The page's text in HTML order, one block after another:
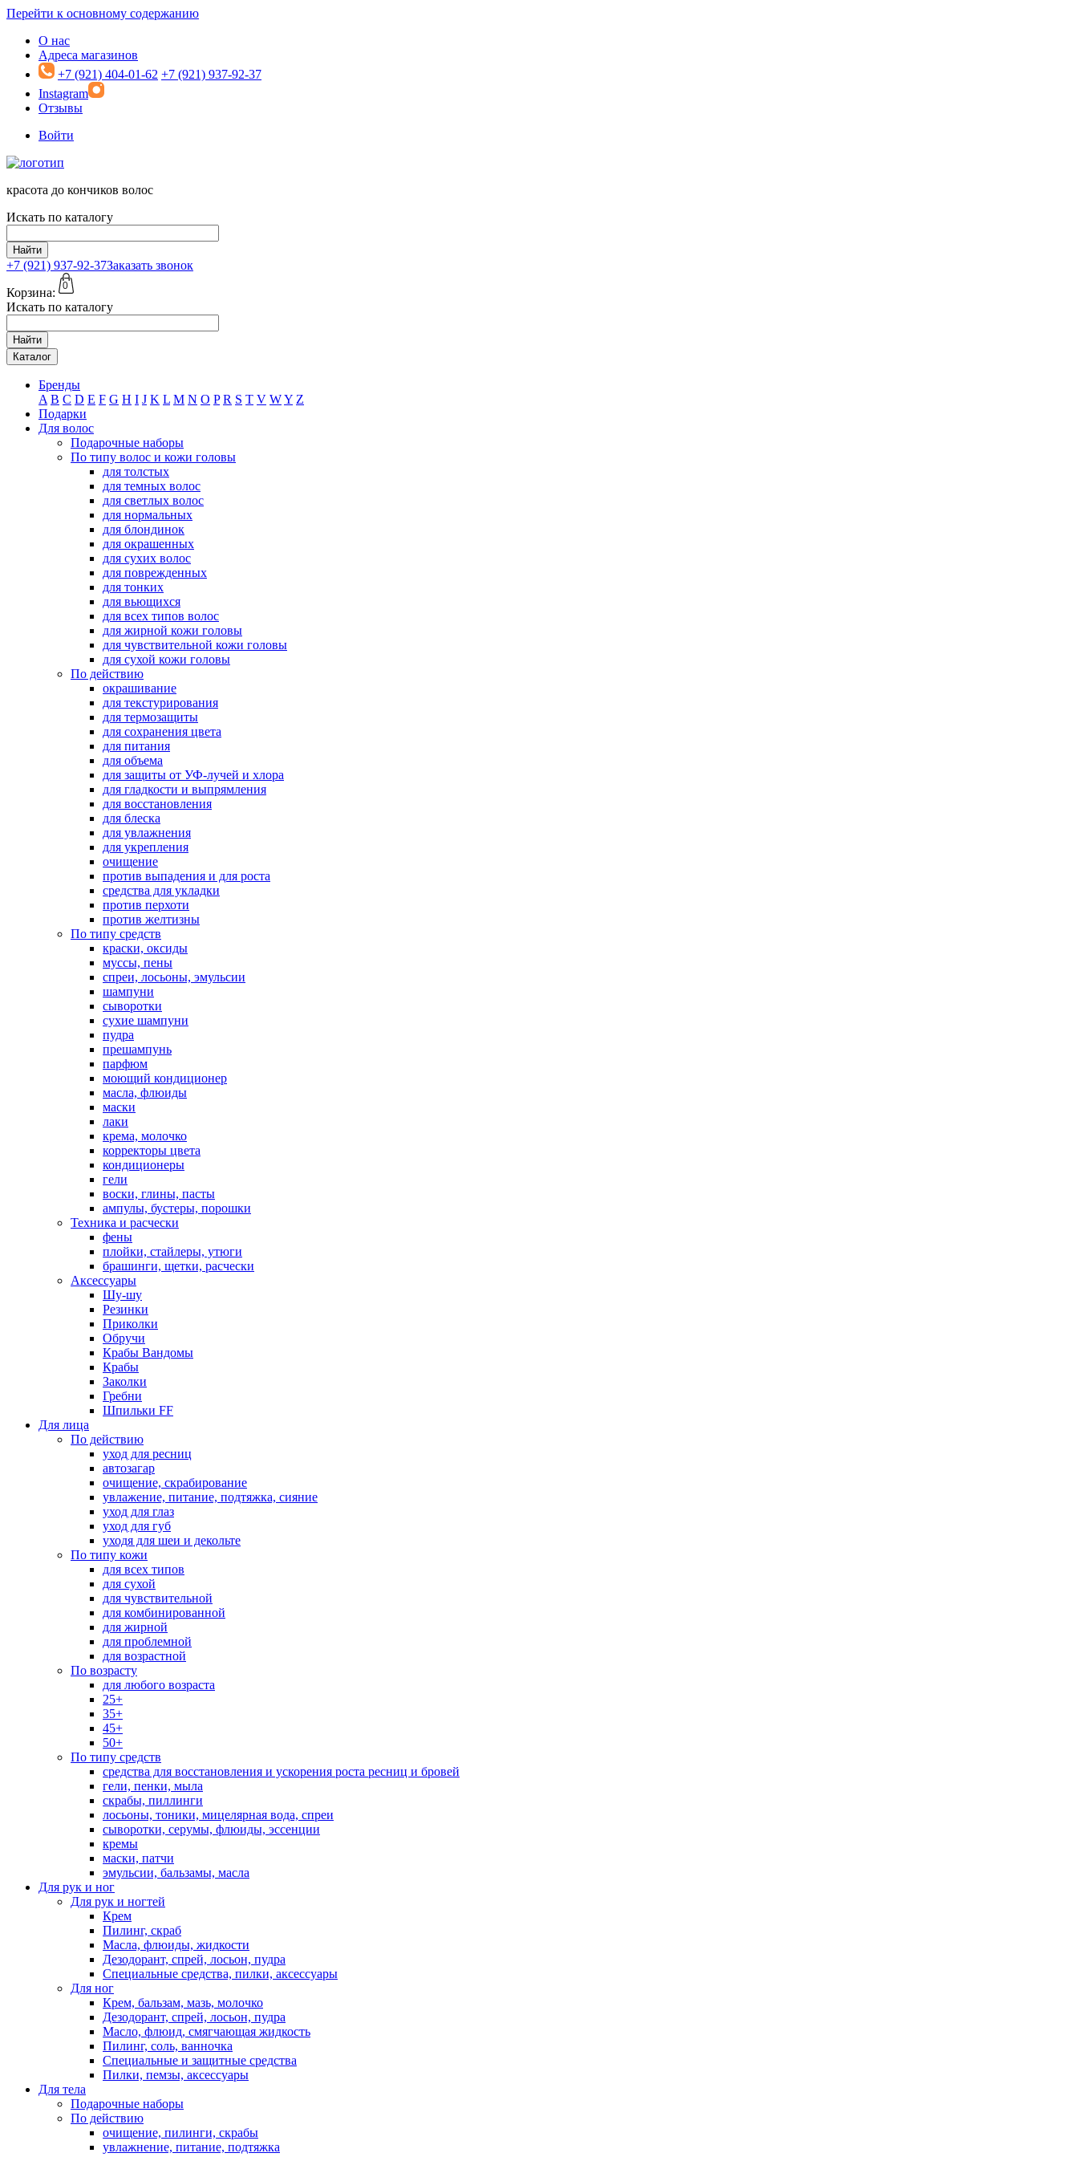
Перейти к основному содержанию
О нас
Адреса магазинов
+7 (921) 404-01-62 +7 (921) 937-92-37
Instagram
Отзывы
Войти
красота до кончиков волос
Искать по каталогу
Найти
+7 (921) 937-92-37Заказать звонок
Корзина:
0
Искать по каталогу
Найти
Каталог
Бренды
A B C D E F G H I J K L M N O P R S T V WY Z
Подарки
Для волос
Подарочные наборы
По типу волос и кожи головы
для толстых
для темных волос
для светлых волос
для нормальных
для блондинок
для окрашенных
для сухих волос
для поврежденных
для тонких
для вьющихся
для всех типов волос
для жирной кожи головы
для чувствительной кожи головы
для сухой кожи головы
По действию
окрашивание
для текстурирования
для термозащиты
для сохранения цвета
для питания
для объема
для защиты от УФ-лучей и хлора
для гладкости и выпрямления
для восстановления
для блеска
для увлажнения
для укрепления
очищение
против выпадения и для роста
средства для укладки
против перхоти
против желтизны
По типу средств
краски, оксиды
муссы, пены
спреи, лосьоны, эмульсии
шампуни
сыворотки
сухие шампуни
пудра
прешампунь
парфюм
моющий кондиционер
масла, флюиды
маски
лаки
крема, молочко
корректоры цвета
кондиционеры
гели
воски, глины, пасты
ампулы, бустеры, порошки
Техника и расчески
фены
плойки, стайлеры, утюги
брашинги, щетки, расчески
Аксессуары
Шу-шу
Резинки
Приколки
Обручи
Крабы Вандомы
Крабы
Заколки
Гребни
Шпильки FF
Для лица
По действию
уход для ресниц
автозагар
очищение, скрабирование
увлажение, питание, подтяжка, сияние
уход для глаз
уход для губ
уходя для шеи и декольте
По типу кожи
для всех типов
для сухой
для чувствительной
для комбинированной
для жирной
для проблемной
для возрастной
По возрасту
для любого возраста
25+
35+
45+
50+
По типу средств
средства для восстановления и ускорения роста ресниц и бровей
гели, пенки, мыла
скрабы, пиллинги
лосьоны, тоники, мицелярная вода, спреи
сыворотки, серумы, флюиды, эссенции
кремы
маски, патчи
эмульсии, бальзамы, масла
Для рук и ног
Для рук и ногтей
Крем
Пилинг, скраб
Масла, флюиды, жидкости
Дезодорант, спрей, лосьон, пудра
Специальные средства, пилки, аксессуары
Для ног
Крем, бальзам, мазь, молочко
Дезодорант, спрей, лосьон, пудра
Масло, флюид, смягчающая жидкость
Пилинг, соль, ванночка
Специальные и защитные средства
Пилки, пемзы, аксессуары
Для тела
Подарочные наборы
По действию
очищение, пилинги, скрабы
увлажнение, питание, подтяжка